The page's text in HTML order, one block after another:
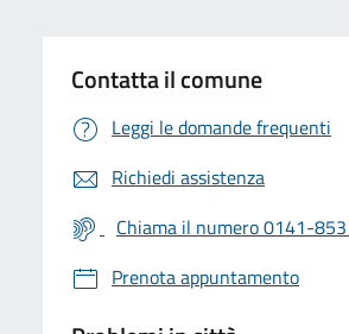
Contatta il comune
Leggi le domande frequenti
Richiedi assistenza
Chiama il numero 0141-
Prenota appuntamento